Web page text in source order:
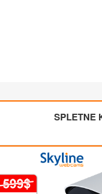
SPLETNE